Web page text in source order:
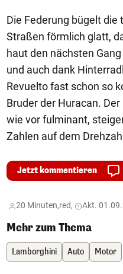
Die Federung bügelt
Straßen förmlich glatt,
haut den nächsten
und auch dank
Revuelto fast schon so
Bruder der Huracan.
wie vor fulminant,
Zahlen auf dem
Jetzt kommentieren
20 Minuten,red, Akt.
Mehr zum Thema
Lamborghini Auto Motor